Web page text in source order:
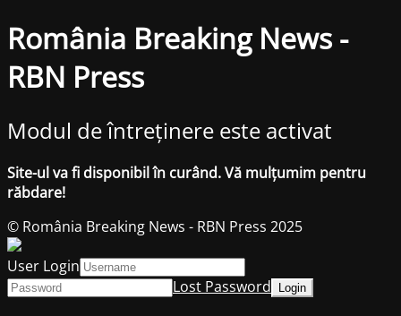
România Breaking News -
RBN Press
Modul de întreținere este activat
Site-ul va fi disponibil în curând. Vă mulțumim pentru
răbdare!
© România Breaking News - RBN Press 2025
User Login
Lost Password